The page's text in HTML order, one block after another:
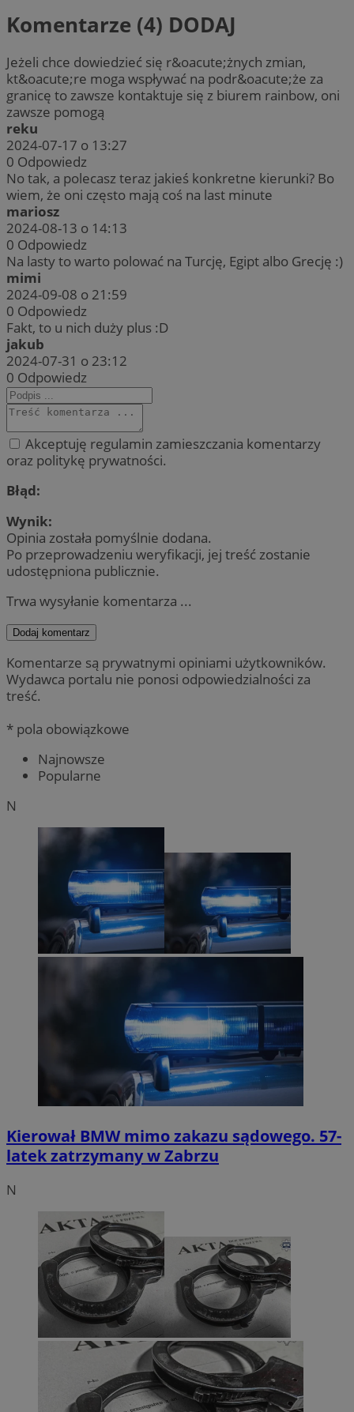
Komentarze (4) DODAJ
Jeżeli chce dowiedzieć się r&oacute;żnych zmian,
kt&oacute;re moga wspływać na podr&oacute;że za
granicę to zawsze kontaktuje się z biurem rainbow, oni
zawsze pomogą
reku
2024-07-17 o 13:27
0 Odpowiedz
No tak, a polecasz teraz jakieś konkretne kierunki? Bo
wiem, że oni często mają coś na last minute
mariosz
2024-08-13 o 14:13
0 Odpowiedz
Na lasty to warto polować na Turcję, Egipt albo Grecję :)
mimi
2024-09-08 o 21:59
0 Odpowiedz
Fakt, to u nich duży plus :D
jakub
2024-07-31 o 23:12
0 Odpowiedz
Akceptuję regulamin zamieszczania komentarzy
oraz politykę prywatności.
Błąd:
Wynik:
Opinia została pomyślnie dodana.
Po przeprowadzeniu weryfikacji, jej treść zostanie
udostępniona publicznie.
Trwa wysyłanie komentarza ...
Dodaj komentarz
Komentarze są prywatnymi opiniami użytkowników.
Wydawca portalu nie ponosi odpowiedzialności za
treść.
* pola obowiązkowe
Najnowsze
Popularne
N
Kierował BMW mimo zakazu sądowego. 57-
latek zatrzymany w Zabrzu
N